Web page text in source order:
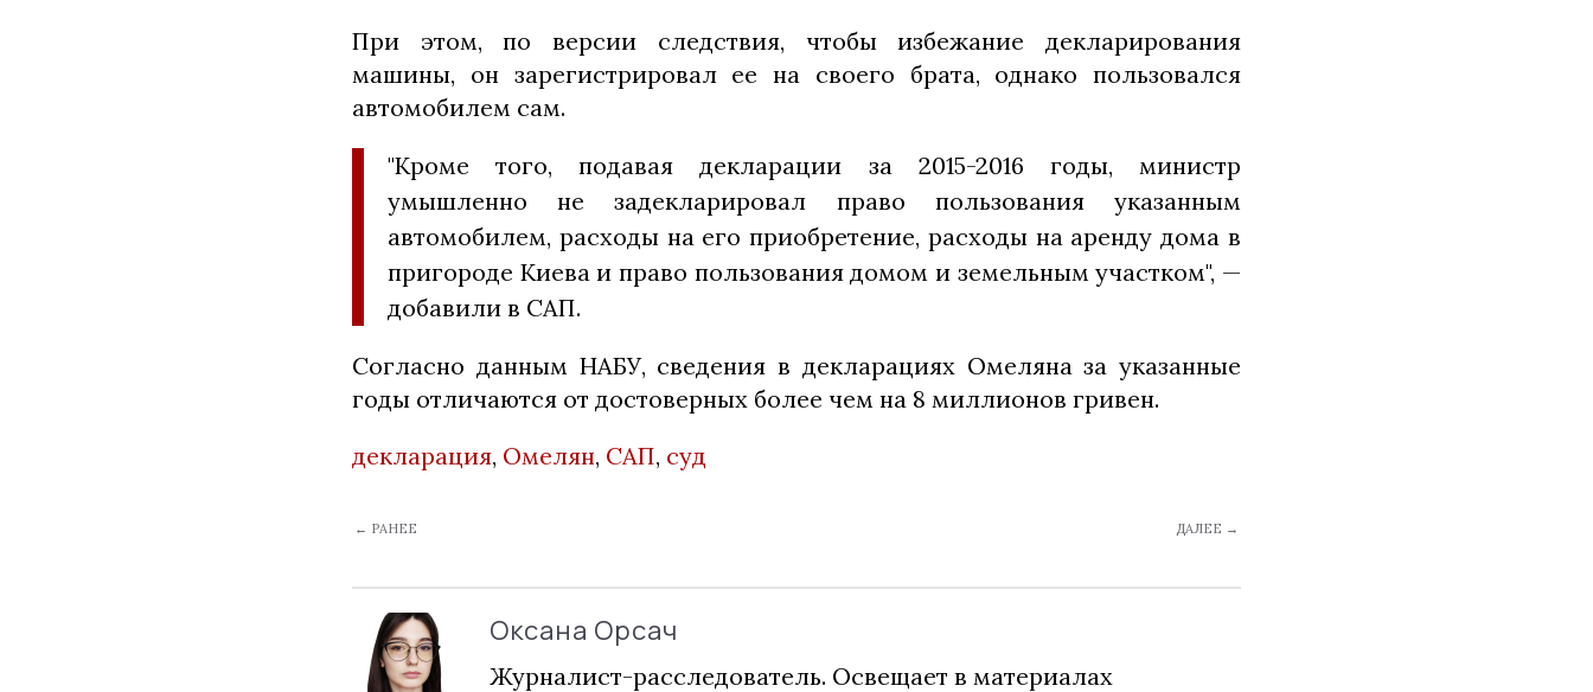
При этом, по версии следствия, чтобы избежание декларирования
машины, он зарегистрировал ее на своего брата, однако пользовался
автомобилем сам.
"Кроме того, подавая декларации за 2015-2016 годы, министр
умышленно не задекларировал право пользования указанным
автомобилем, расходы на его приобретение, расходы на аренду дома в
пригороде Киева и право пользования домом и земельным участком", —
добавили в САП.
Согласно данным НАБУ, сведения в декларациях Омеляна за указанные
годы отличаются от достоверных более чем на 8 миллионов гривен.
декларация, Омелян, САП, суд
← РАНЕЕ ДАЛЕЕ →
Оксана Орсач
Журналист-расследователь. Освещает в материалах